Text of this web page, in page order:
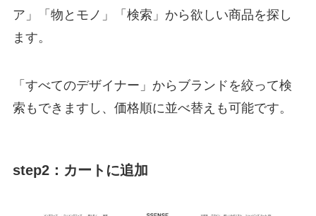
ア」「物とモノ」「検索」から欲しい商品を探し
ます。
「すべてのデザイナー」からブランドを絞って検
索もできますし、価格順に並べ替えも可能です。
step2：カートに追加